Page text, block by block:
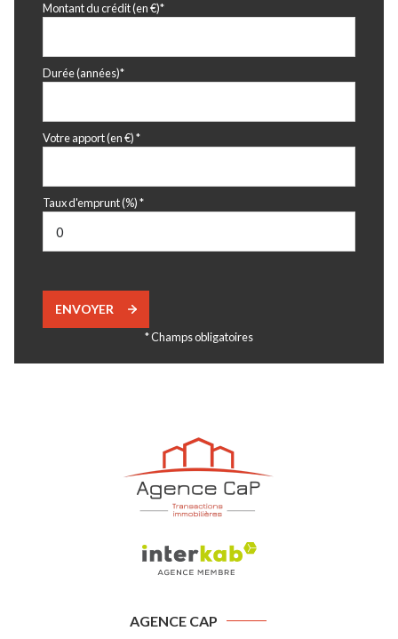
Montant du crédit (en €)*
Durée (années)*
Votre apport (en €) *
Taux d'emprunt (%) *
ENVOYER
* Champs obligatoires
AGENCE CAP